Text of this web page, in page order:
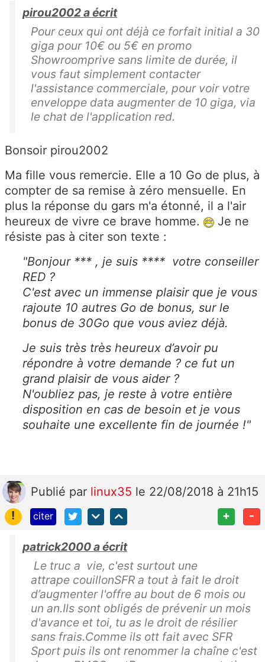
pirou2002 a écrit
Pour ceux qui ont déjà ce forfait initial a 30
giga pour 10€ ou 5€ en promo
Showroomprive sans limite de durée, il
vous faut simplement contacter
l'assistance commerciale, pour voir votre
enveloppe data augmenter de 10 giga, via
le chat de l'application red.
Bonsoir pirou2002
Ma fille vous remercie. Elle a 10 Go de plus, à
compter de sa remise à zéro mensuelle. En
plus la réponse du gars m'a étonné, il a l'air
heureux de vivre ce brave homme.
Je ne
résiste pas à citer son texte :
"Bonjour *** , je suis **** votre conseiller
RED ?
C'est avec un immense plaisir que je vous
rajoute 10 autres Go de bonus, sur le
bonus de 30Go que vous aviez déjà.
Je suis très très heureux d’avoir pu
répondre à votre demande ? ce fut un
grand plaisir de vous aider ?
N'oubliez pas, je reste à votre entière
disposition en cas de besoin et je vous
souhaite une excellente fin de journée !"
Publié par linux35 le 22/08/2018 à 21h15
!
citer + -
patrick2000 a écrit
Le truc a vie, c'est surtout une
attrape couillonSFR a tout à fait le droit
d’augmenter l'offre au bout de 6 mois ou
un an.Ils sont obligés de prévenir un mois
d'avance et toi, tu as le droit de résilier
sans frais.Comme ils ott fait avec SFR
Sport puis ils ont renommer la chaîne c'est